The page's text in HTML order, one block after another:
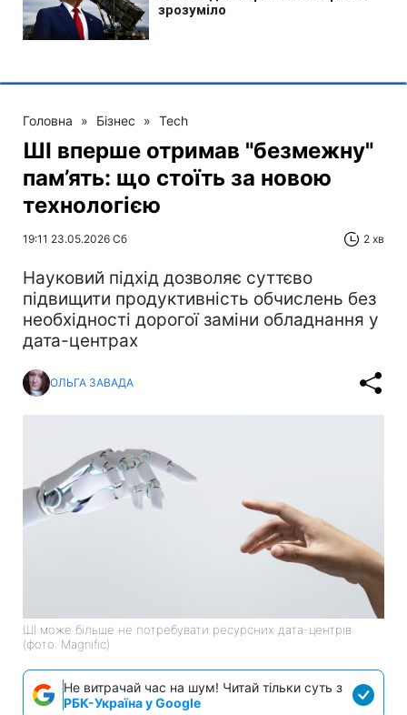
Головна » Бізнес » Tech
ШІ вперше отримав "безмежну"
пам’ять: що стоїть за новою
технологією
19:11 23.05.2026 Сб 2 хв
Науковий підхід дозволяє суттєво
підвищити продуктивність обчислень без
необхідності дорогої заміни обладнання у
дата-центрах
ОЛЬГА ЗАВАДА
ШІ може більше не потребувати ресурсних дата-центрів
(фото: Magnific)
Не витрачай час на шум! Читай тільки суть з
РБК-Україна у Google